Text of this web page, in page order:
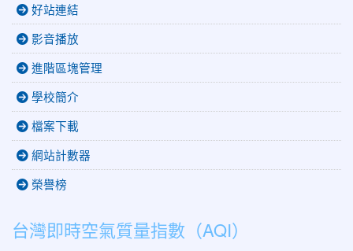
好站連結
影音播放
進階區塊管理
學校簡介
檔案下載
網站計數器
榮譽榜
台灣即時空氣質量指數（AQI）